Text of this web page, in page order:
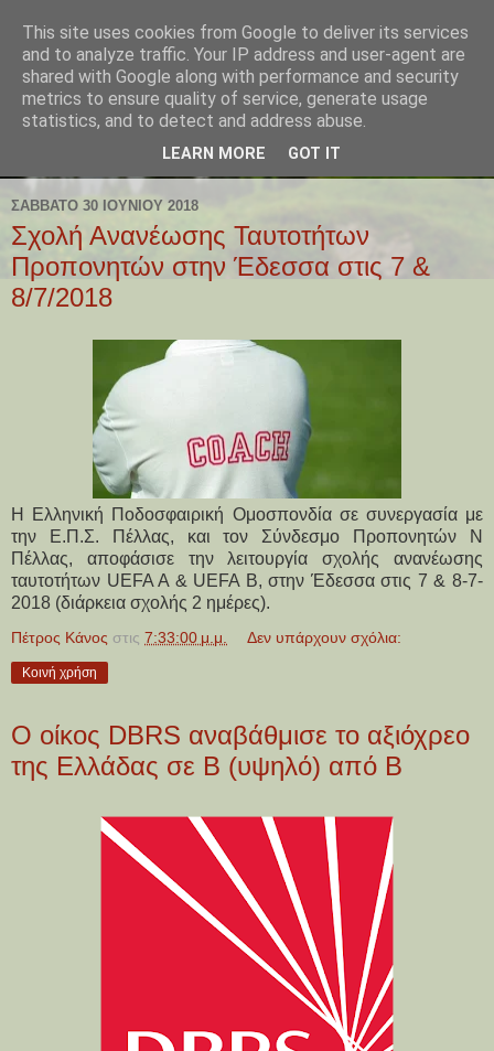
ΣΆΒΒΑΤΟ 30 ΙΟΥΝΊΟΥ 2018
Σχολή Ανανέωσης Ταυτοτήτων
Προπονητών στην Έδεσσα στις 7 &
8/7/2018
Η Ελληνική Ποδοσφαιρική Ομοσπονδία σε συνεργασία με
την Ε.Π.Σ. Πέλλας, και τον Σύνδεσμο Προπονητών Ν
Πέλλας, αποφάσισε την λειτουργία σχολής ανανέωσης
ταυτοτήτων UEFA A & UEFA B, στην Έδεσσα στις 7 & 8-7-
2018 (διάρκεια σχολής 2 ημέρες).
Πέτρος Κάνος στις 7:33:00 μ.μ. Δεν υπάρχουν σχόλια:
Κοινή χρήση
Ο οίκος DBRS αναβάθμισε το αξιόχρεο
της Ελλάδας σε Β (υψηλό) από Β
This site uses cookies from Google to deliver its services
and to analyze traffic. Your IP address and user-agent are
shared with Google along with performance and security
metrics to ensure quality of service, generate usage
statistics, and to detect and address abuse.
LEARN MORE GOT IT